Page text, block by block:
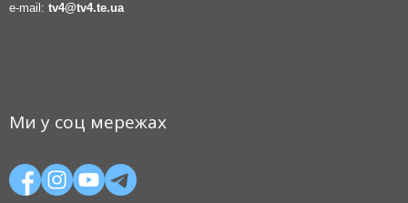
e-mail: tv4@tv4.te.ua
Ми у соц мережах